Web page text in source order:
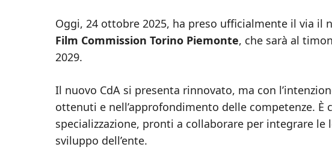
Oggi, 24 ottobre 2025, ha preso ufficialmente il via il
Film Commission Torino Piemonte, che sarà al
2029.
Il nuovo CdA si presenta rinnovato, ma con
ottenuti e nell’approfondimento delle competenze.
specializzazione, pronti a collaborare per integrare
sviluppo dell’ente.